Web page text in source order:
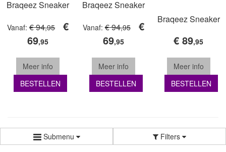
Braqeez Sneaker
Vanaf:€ 94,95
€
69,95
Meer info
BESTELLEN
Braqeez Sneaker
Vanaf:€ 94,95
€
69,95
Meer info
BESTELLEN
Braqeez Sneaker
€ 89,95
Meer info
BESTELLEN
Submenu Filters